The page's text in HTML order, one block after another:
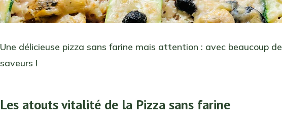
Une délicieuse pizza sans farine mais attention : avec beaucoup de
saveurs !
Les atouts vitalité de la Pizza sans farine